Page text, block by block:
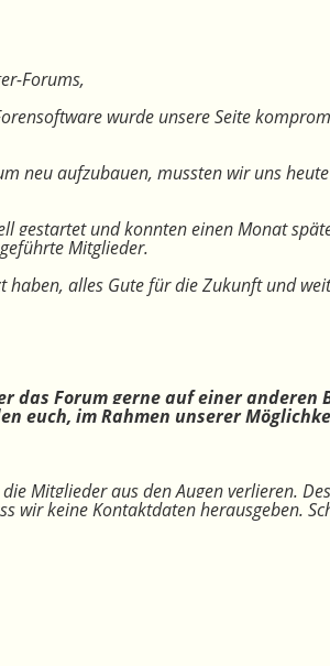
Forums,
wurde unsere Seite
neu aufzubauen, mussten wir uns
gestartet und konnten einen Monat
Mitglieder.
alles Gute für die Zukunft und
das Forum gerne auf einer
euch, im Rahmen unserer
Mitglieder aus den Augen verlieren.
wir keine Kontaktdaten herausgeben.